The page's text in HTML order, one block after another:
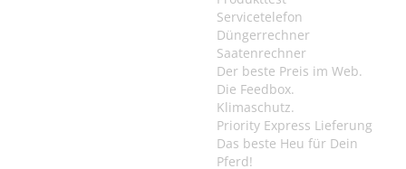
Servicetelefon
Düngerrechner
Saatenrechner
Der beste Preis im Web.
Die Feedbox.
Klimaschutz.
Priority Express Lieferung
Das beste Heu für Dein
Pferd!